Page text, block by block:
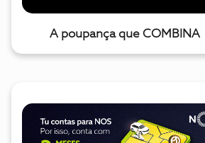
A poupança que COMBINA